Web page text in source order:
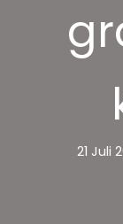
21 Juli